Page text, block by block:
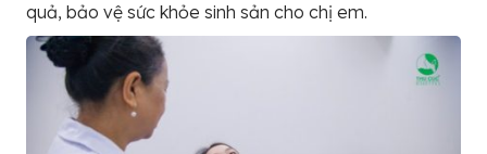
quả, bảo vệ sức khỏe sinh sản cho chị em.